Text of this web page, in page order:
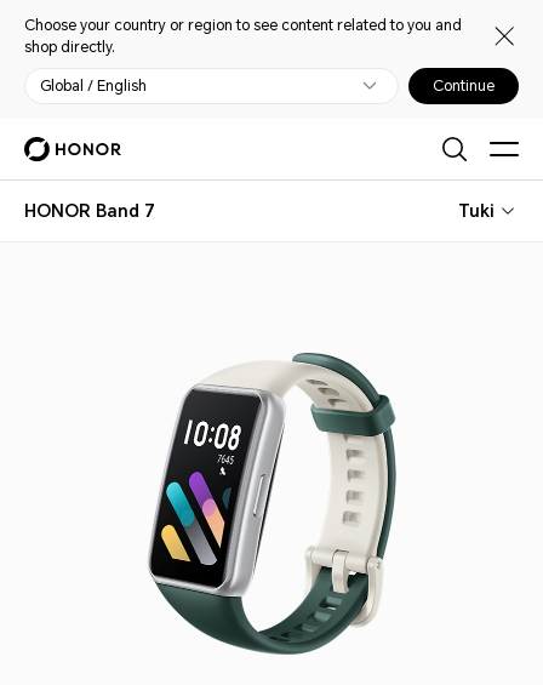
Choose your country or region to see content related to you and
shop directly.
Global / English Continue
HONOR Band 7 Tuki